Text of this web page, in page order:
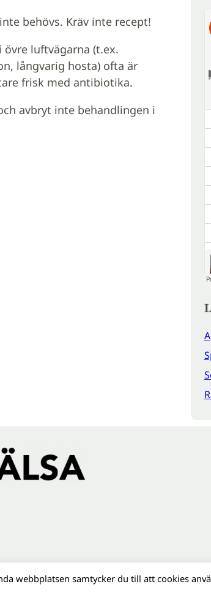
behövs. Kräv inte recept!
luftvägarna (t.ex.
långvarig hosta) ofta är
frisk med antibiotika.
avbryt inte behandlingen i
webbplatsen samtycker du till att cookies